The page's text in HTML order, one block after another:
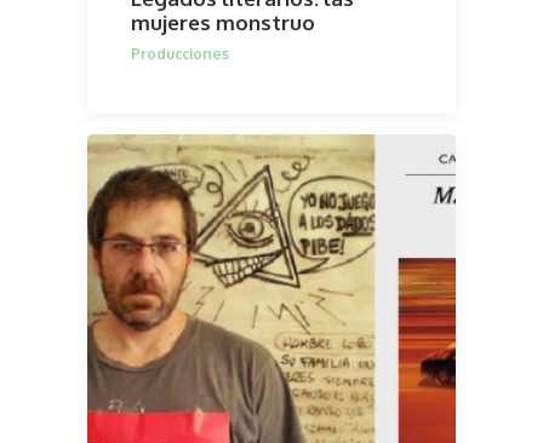
mujeres monstruo
Producciones